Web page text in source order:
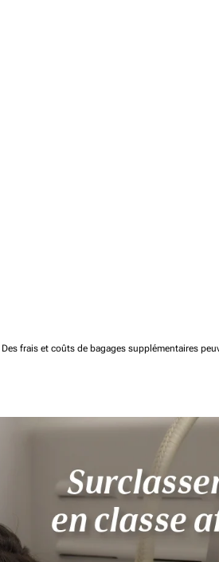
Des frais et coûts de bagages supplémentaires